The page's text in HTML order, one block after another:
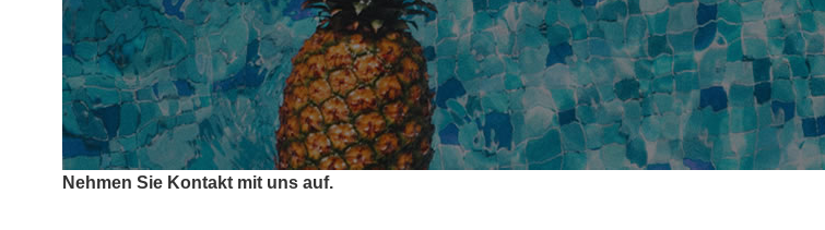
Nehmen Sie Kontakt mit uns auf.